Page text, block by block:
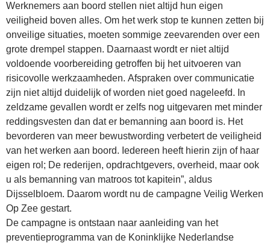
Werknemers aan boord stellen niet altijd hun eigen
veiligheid boven alles. Om het werk stop te kunnen zetten bij
onveilige situaties, moeten sommige zeevarenden over een
grote drempel stappen. Daarnaast wordt er niet altijd
voldoende voorbereiding getroffen bij het uitvoeren van
risicovolle werkzaamheden. Afspraken over communicatie
zijn niet altijd duidelijk of worden niet goed nageleefd. In
zeldzame gevallen wordt er zelfs nog uitgevaren met minder
reddingsvesten dan dat er bemanning aan boord is. Het
bevorderen van meer bewustwording verbetert de veiligheid
van het werken aan boord. Iedereen heeft hierin zijn of haar
eigen rol; De rederijen, opdrachtgevers, overheid, maar ook
u als bemanning van matroos tot kapitein”, aldus
Dijsselbloem. Daarom wordt nu de campagne Veilig Werken
Op Zee gestart.
De campagne is ontstaan naar aanleiding van het
preventieprogramma van de Koninklijke Nederlandse